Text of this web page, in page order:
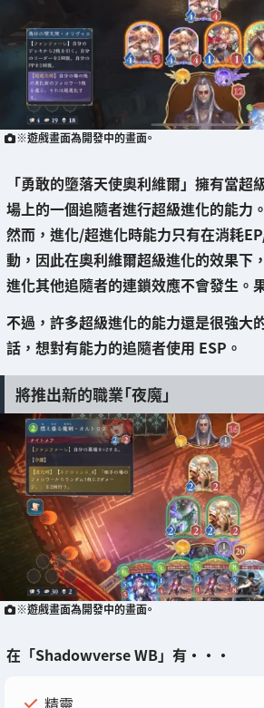
※遊戲畫面為開發中的畫面。
「勇敢的墮落天使奧利維爾」擁有當超
場上的一個追隨者進行超級進化的能力。
然而， 進化/超進化時能力只有在消耗
動 ，因此在奧利維爾超級進化的效果下
進化其他追隨者的連鎖效應不會發生 。
不過，許多超級進化的能力還是很強大
話，想對有能力的追隨者使用 ESP。
將推出新的職業「夜魔」
※遊戲畫面為開發中的畫面。
在「Shadowverse WB」有・・・
精靈